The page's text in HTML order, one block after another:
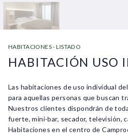
HABITACIONES - LISTADO
HABITACIÓN USO
Las habitaciones de uso individual
para aquellas personas que buscan
Nuestros clientes dispondrán de
fuerte, mini-bar, secador, televisión,
Habitaciones en el centro de